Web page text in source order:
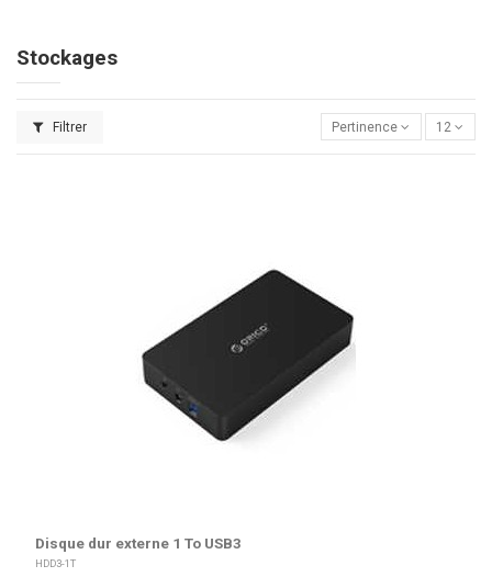
Stockages
Filtrer Pertinence 12
Disque dur externe 1 To USB3
HDD3-1T